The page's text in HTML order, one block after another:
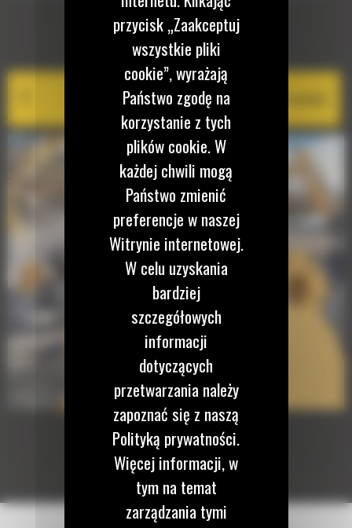
EQUIPMENT MANAGEMENT
Cat PL161 Attachment Locator
przycisk „Zaakceptuj
wszystkie pliki
cookie”, wyrażają
Państwo zgodę na
korzystanie z tych
plików cookie. W
każdej chwili mogą
Państwo zmienić
preferencje w naszej
Witrynie internetowej.
W celu uzyskania
bardziej
szczegółowych
informacji
dotyczących
przetwarzania należy
zapoznać się z naszą
Polityką prywatności.
Więcej informacji, w
tym na temat
zarządzania tymi